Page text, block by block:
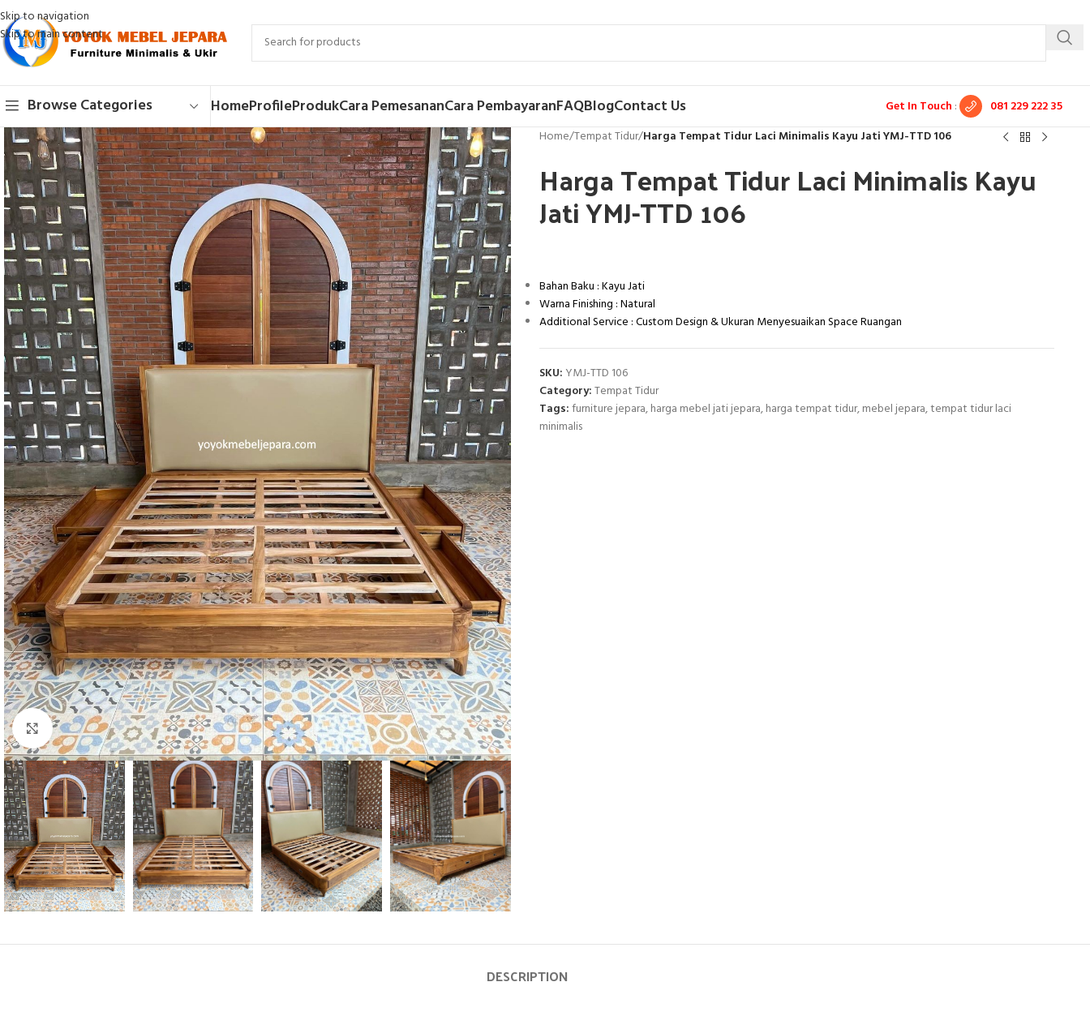
Skip to navigation
Skip to main content
Browse Categories HomeProfileProdukCara PemesananCara PembayaranFAQBlogContact Us Get In Touch : 081 229 222 35
Click to enlarge
Home/Tempat Tidur/Harga Tempat Tidur Laci Minimalis Kayu Jati YMJ-TTD 106
Harga Tempat Tidur Laci Minimalis Kayu
Jati YMJ-TTD 106
Bahan Baku : Kayu Jati
Warna Finishing : Natural
Additional Service : Custom Design & Ukuran Menyesuaikan Space Ruangan
SKU: YMJ-TTD 106
Category:Tempat Tidur
Tags:furniture jepara,harga mebel jati jepara,harga tempat tidur,mebel jepara,tempat tidur laci
minimalis
DESCRIPTION